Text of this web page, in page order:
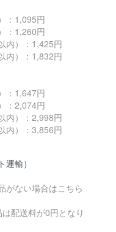
：1,095円
：1,260円
内）：1,425円
内）：1,832円
：1,647円
：2,074円
内）：2,998円
内）：3,856円
輸）
がない場合はこちら
配送料が0円となり